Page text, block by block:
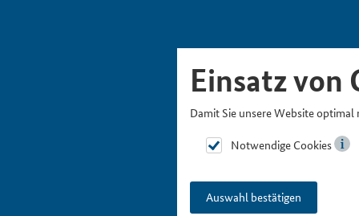
Einsatz von
Damit Sie unsere Website
Notwendige Cookies
Auswahl bestätigen